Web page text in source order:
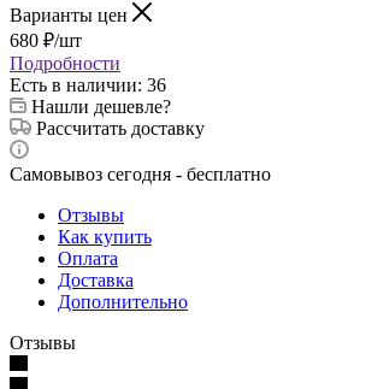
Варианты цен
680 ₽/шт
Подробности
Есть в наличии: 36
Нашли дешевле?
Рассчитать доставку
Самовывоз сегодня - бесплатно
Отзывы
Как купить
Оплата
Доставка
Дополнительно
Отзывы